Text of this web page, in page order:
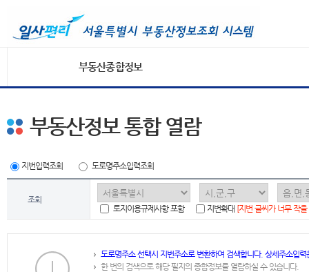
부동산종합정보
부동산정보 통합 열람
지번입력조회 도로명주소입력조회
조회
토지이용규제사항 포함
지번확대 [지번 글씨가 너무 작
도로명주소 선택시 지번주소로 변환하여 검색합니다. 상세주소입
한 번의 검색으로 해당 필지의 종합정보를 열람하실 수 있습니다.